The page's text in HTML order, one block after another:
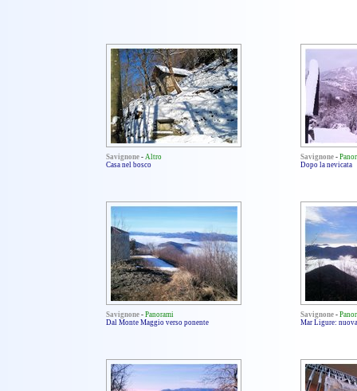
Savignone - Altro
Casa nel bosco
Savignone -
Dopo la nevicata
Savignone - Panorami
Dal Monte Maggio verso ponente
Savignone -
Mar Ligure: